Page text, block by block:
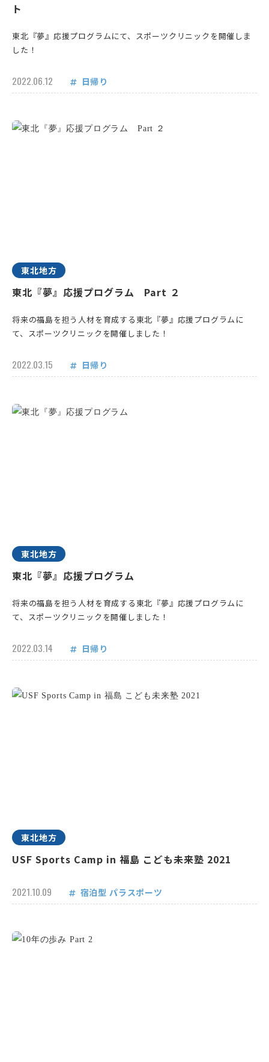
ト
東北『夢』応援プログラムにて、スポーツクリニックを開催しま
した！
2022.06.12 日帰り
東北地方
東北『夢』応援プログラム Part ２
将来の福島を担う人材を育成する東北『夢』応援プログラムに
て、スポーツクリニックを開催しました！
2022.03.15 日帰り
東北地方
東北『夢』応援プログラム
将来の福島を担う人材を育成する東北『夢』応援プログラムに
て、スポーツクリニックを開催しました！
2022.03.14 日帰り
東北地方
USF Sports Camp in 福島 こども未来塾 2021
2021.10.09 宿泊型 パラスポーツ